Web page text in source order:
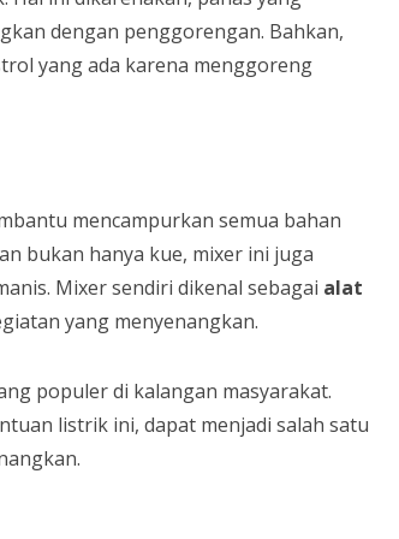
dengan penggorengan. Bahkan,
yang ada karena menggoreng
mencampurkan semua bahan
bukan hanya kue, mixer ini juga
Mixer sendiri dikenal sebagai alat
yang menyenangkan.
populer di kalangan masyarakat.
listrik ini, dapat menjadi salah satu